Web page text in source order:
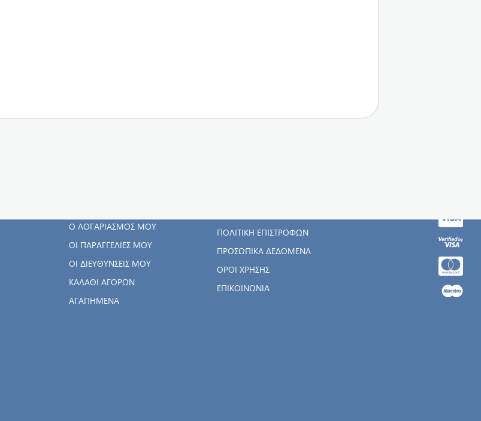
Ο ΛΟΓΑΡΙΑΣΜΌΣ ΜΟΥ
ΟΙ ΠΑΡΑΓΓΕΛΊΕΣ ΜΟΥ
ΟΙ ΔΙΕΥΘΎΝΣΕΙΣ ΜΟΥ
ΚΑΛΆΘΙ ΑΓΟΡΏΝ
ΑΓΑΠΗΜΈΝΑ
ΠΟΛΙΤΙΚΉ ΕΠΙΣΤΡΟΦΏΝ
ΠΡΟΣΩΠΙΚΆ ΔΕΔΟΜΈΝΑ
ΌΡΟΙ ΧΡΉΣΗΣ
ΕΠΙΚΟΙΝΩΝΊΑ